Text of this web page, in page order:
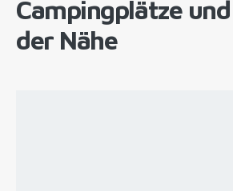
Campingplätze
der Nähe